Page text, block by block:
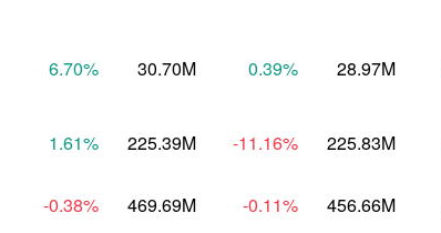
6.70% 30.70M 0.39% 28.97M
1.61% 225.39M -11.16% 225.83M
-0.38% 469.69M -0.11% 456.66M